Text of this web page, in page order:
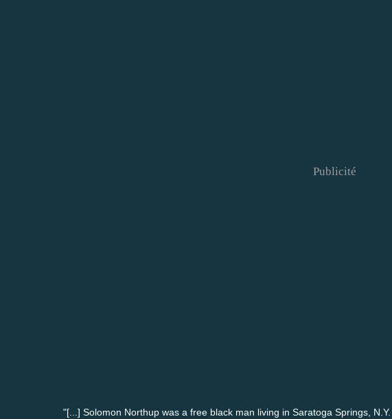
Publicité
"[...] Solomon Northup was a free black man living in Saratoga Springs,